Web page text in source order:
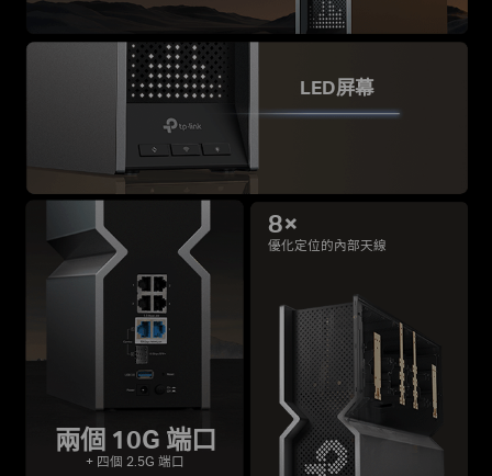
兩個 10G 端口
+ 四個 2.5G 端口
8×
優化定位的內部天線
LED屏幕